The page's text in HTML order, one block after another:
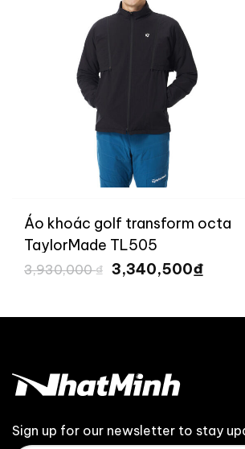
Áo khoác golf transform octa
TaylorMade TL505
3,930,000₫ Giá
gốc
3,340,500₫
Sign up for our newsletter to stay